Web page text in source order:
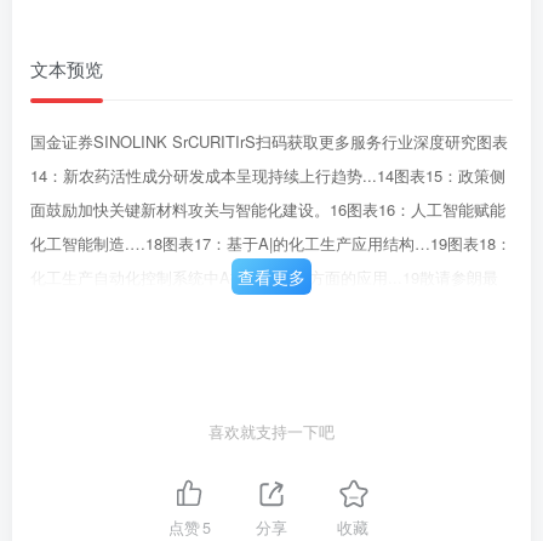
文本预览
国金证券SINOLINK SrCURITIrS扫码获取更多服务行业深度研究图表
14：新农药活性成分研发成本呈现持续上行趋势...14图表15：政策侧
面鼓励加快关键新材料攻关与智能化建设。16图表16：人工智能赋能
化工智能制造.…18图表17：基于A|的化工生产应用结构…19图表18：
化工生产自动化控制系统中A技术具备多方面的应用...19散请参朗最
查看更多
喜欢就支持一下吧
点赞5 分享 收藏